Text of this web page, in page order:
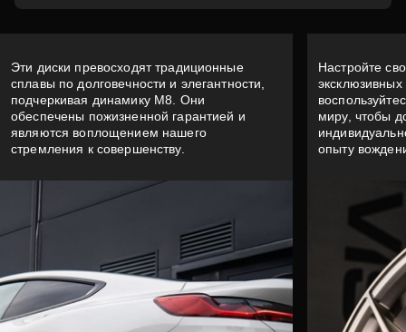
Эти диски превосходят традиционные
сплавы по долговечности и элегантности,
подчеркивая динамику M8. Они
обеспечены пожизненной гарантией и
являются воплощением нашего
стремления к совершенству.
Настройте
миру, чтобы
опыту